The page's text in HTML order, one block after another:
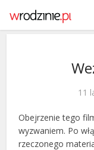
11
Obejrzenie tego
wyzwaniem. Po
rzeczonego